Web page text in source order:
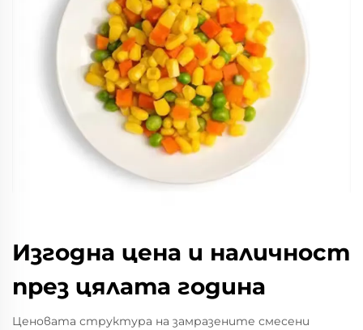
Изгодна цена и наличност
през цялата година
Ценовата структура на замразените смесени